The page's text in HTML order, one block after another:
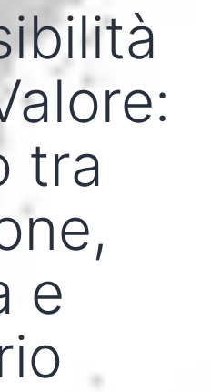
tra
e